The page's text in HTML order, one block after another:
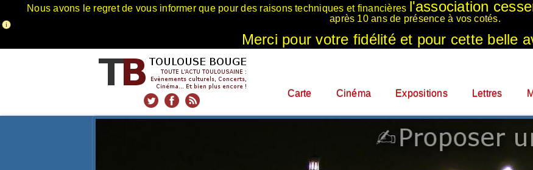
Nous avons le regret de vous informer que pour des raisons techniques et financières l'association
après 10 ans de présence à vos cotés.
Merci pour votre fidélité et pour cette belle
Carte Cinéma Expositions Lettres